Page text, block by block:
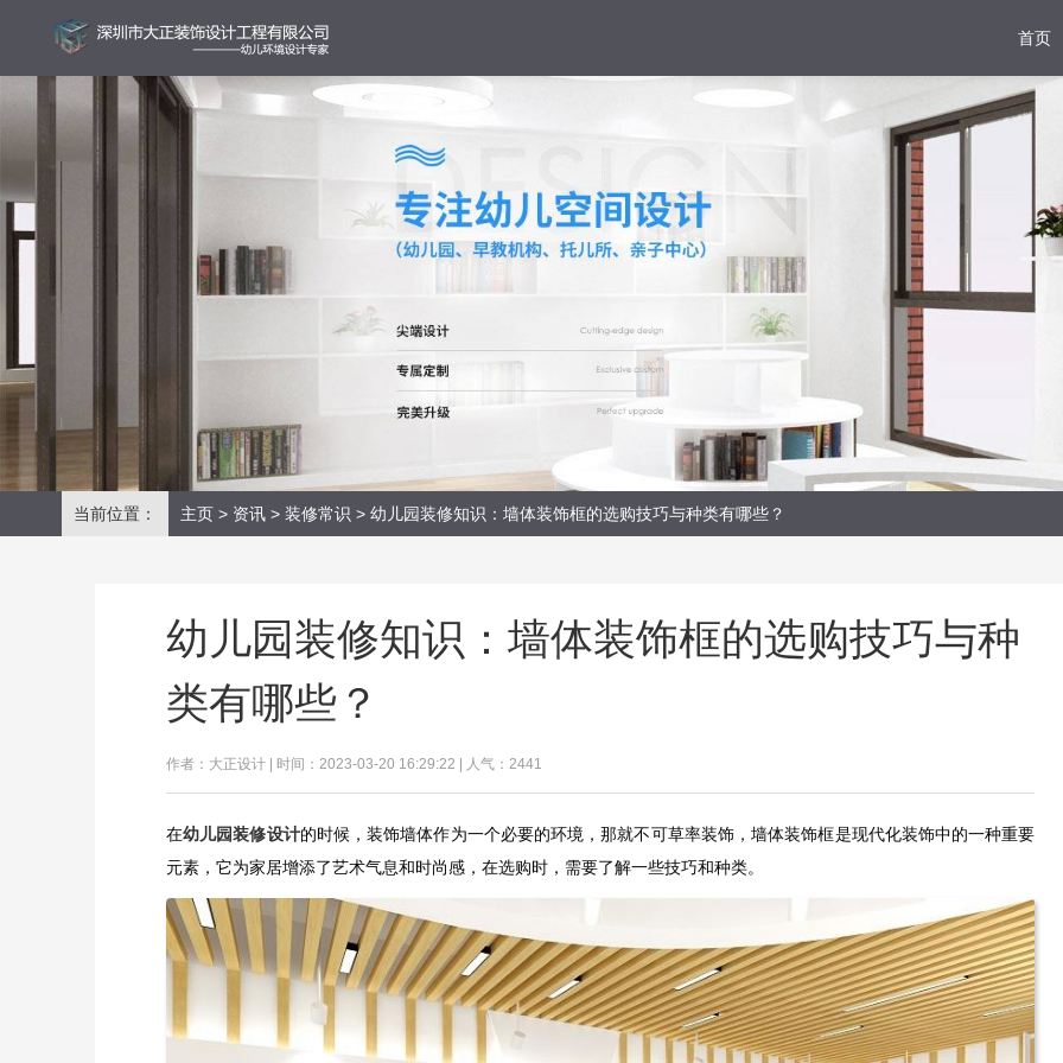
首页
当前位置： 主页 > 资讯 > 装修常识 > 幼儿园装修知识：墙体装饰框的选购技巧与种类有哪些？
幼儿园装修知识：墙体装饰框的选购技巧与种
类有哪些？
作者：大正设计 | 时间：2023-03-20 16:29:22 | 人气：2441
在幼儿园装修设计的时候，装饰墙体作为一个必要的环境，那就不可草率装饰，墙体装饰框是现代化装饰中的一种重要
元素，它为家居增添了艺术气息和时尚感，在选购时，需要了解一些技巧和种类。